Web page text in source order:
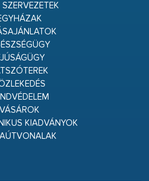
SZERVEZETEK
VÁSÁROK
KIADVÁNYOK